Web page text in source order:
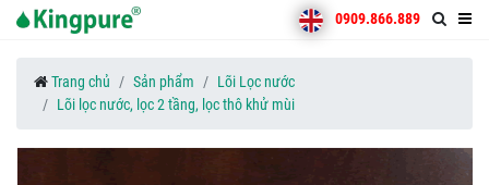
0909.866.889
Trang chủ Sản phẩm
Lõi Lọc nước
Lõi lọc nước, lọc 2 tầng, lọc thô khử mùi